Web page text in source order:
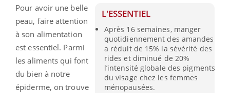
L'ESSENTIEL
Après 16 semaines, manger
quotidiennement des amandes
a réduit de 15% la sévérité des
rides et diminué de 20%
l’intensité globale des pigments
du visage chez les femmes
ménopausées.
Pour avoir une belle
peau, faire attention
à son alimentation
est essentiel. Parmi
les aliments qui font
du bien à notre
épiderme, on trouve